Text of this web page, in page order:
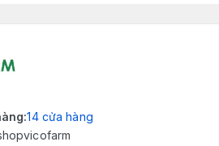
:14 cửa hàng